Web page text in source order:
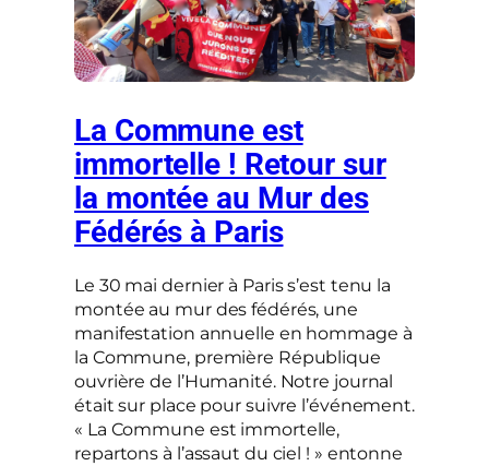
La Commune est
immortelle ! Retour sur
la montée au Mur des
Fédérés à Paris
Le 30 mai dernier à Paris s’est tenu la
montée au mur des fédérés, une
manifestation annuelle en hommage à
la Commune, première République
ouvrière de l’Humanité. Notre journal
était sur place pour suivre l’événement.
« La Commune est immortelle,
repartons à l’assaut du ciel ! » entonne